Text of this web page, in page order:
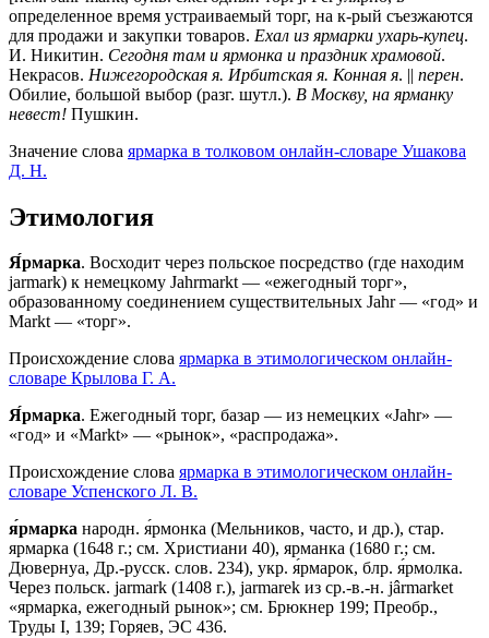
определенное время устраиваемый торг, на к-рый съезжаются
для продажи и закупки товаров. Ехал из ярмарки ухарь-купец.
И. Никитин. Сегодня там и ярмонка и праздник храмовой.
Некрасов. Нижегородская я. Ирбитская я. Конная я. || перен.
Обилие, большой выбор (разг. шутл.). В Москву, на ярманку
невест! Пушкин.
Значение слова ярмарка в толковом онлайн-словаре Ушакова
Д. Н.
Этимология
Я́рмарка. Восходит через польское посредство (где находим
jarmark) к немецкому Jahrmarkt — «ежегодный торг»,
образованному соединением существительных Jahr — «год» и
Markt — «торг».
Происхождение слова ярмарка в этимологическом онлайн-
словаре Крылова Г. А.
Я́рмарка. Ежегодный торг, базар — из немецких «Jahr» —
«год» и «Markt» — «рынок», «распродажа».
Происхождение слова ярмарка в этимологическом онлайн-
словаре Успенского Л. В.
я́рмарка народн. я́рмонка (Мельников, часто, и др.), стар.
ярмарка (1648 г.; см. Христиани 40), ярманка (1680 г.; см.
Дювернуа, Др.-русск. слов. 234), укр. я́рмарок, блр. я́рмолка.
Через польск. jarmark (1408 г.), jarmarek из ср.-в.-н. jârmarket
«ярмарка, ежегодный рынок»; см. Брюкнер 199; Преобр.,
Труды I, 139; Горяев, ЭС 436.